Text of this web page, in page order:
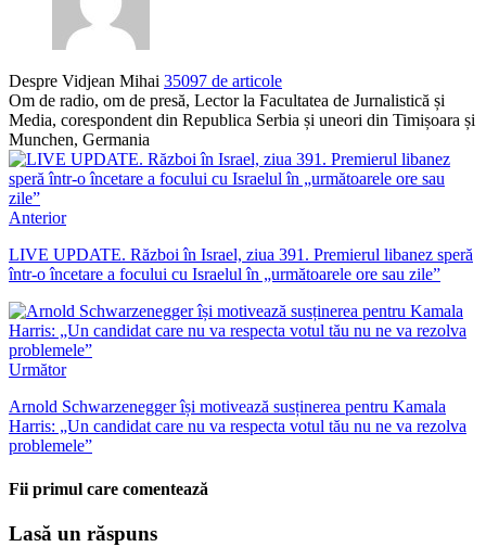
Despre Vidjean Mihai 35097 de articole
Om de radio, om de presă, Lector la Facultatea de Jurnalistică și
Media, corespondent din Republica Serbia și uneori din Timișoara și
Munchen, Germania
Anterior
LIVE UPDATE. Război în Israel, ziua 391. Premierul libanez speră
într-o încetare a focului cu Israelul în „următoarele ore sau zile”
Următor
Arnold Schwarzenegger își motivează susținerea pentru Kamala
Harris: „Un candidat care nu va respecta votul tău nu ne va rezolva
problemele”
Fii primul care comentează
Lasă un răspuns